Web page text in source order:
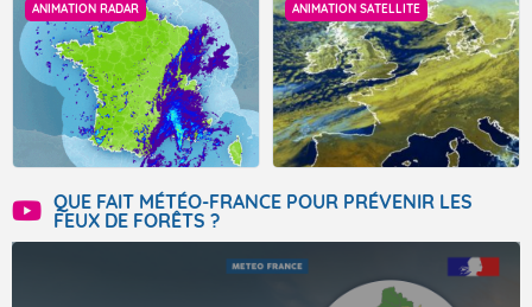
ANIMATION RADAR ANIMATION SATELLITE
QUE FAIT MÉTÉO-FRANCE POUR PRÉVENIR LES
FEUX DE FORÊTS ?